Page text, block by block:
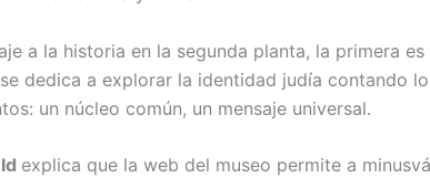
a la historia en la segunda planta, la primera
dedica a explorar la identidad judía contando
un núcleo común, un mensaje universal.
explica que la web del museo permite a